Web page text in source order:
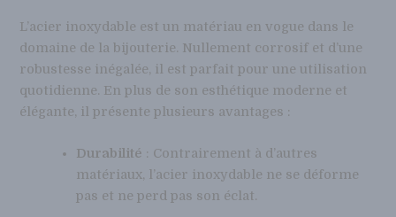
L’acier inoxydable est un matériau en vogue dans le
domaine de la bijouterie. Nullement corrosif et d’une
robustesse inégalée, il est parfait pour une utilisation
quotidienne. En plus de son esthétique moderne et
élégante, il présente plusieurs avantages :
Durabilité : Contrairement à d’autres
matériaux, l’acier inoxydable ne se déforme
pas et ne perd pas son éclat.